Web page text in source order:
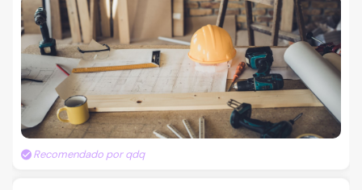
Recomendado por qdq